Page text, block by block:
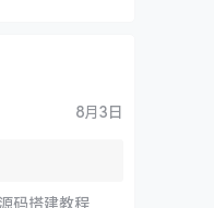
8月3日
码搭建教程